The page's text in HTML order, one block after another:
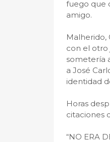
fuego que
amigo.
Malherido,
con el otro
sometería
a José
identidad
Horas
citaciones
“NO ERA